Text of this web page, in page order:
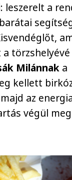
leszerelt a
törzshelyévé
Milánnak a
kellett
az
végül